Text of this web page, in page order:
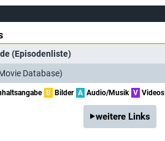
(Episodenliste)
Database)
B Bilder A Audio/Musik V Videos
weitere Links